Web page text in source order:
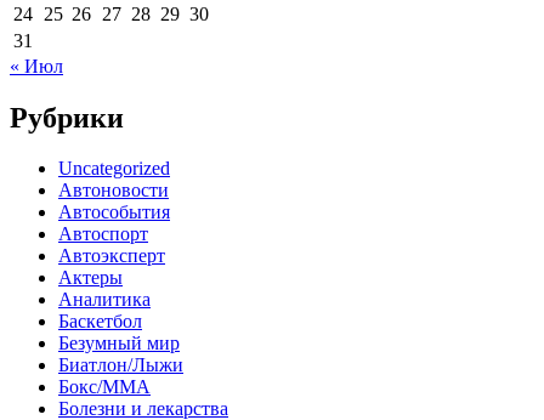
24 25 26 27 28 29 30
31
« Июл
Рубрики
Uncategorized
Автоновости
Автособытия
Автоспорт
Автоэксперт
Актеры
Аналитика
Баскетбол
Безумный мир
Биатлон/Лыжи
Бокс/MMA
Болезни и лекарства